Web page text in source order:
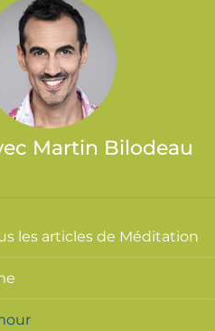
Martin Bilodeau
les articles de Méditation